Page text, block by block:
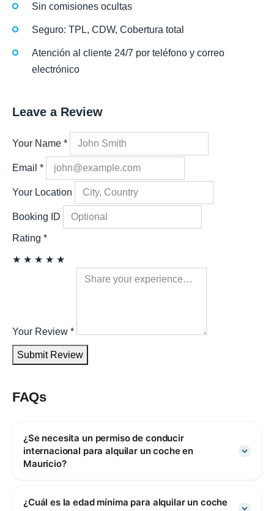
Sin comisiones ocultas
Seguro: TPL, CDW, Cobertura total
Atención al cliente 24/7 por teléfono y correo
electrónico
Leave a Review
Your Name *
Email *
Your Location
Booking ID
Rating *
★ ★ ★ ★ ★
Your Review *
Submit Review
FAQs
¿Se necesita un permiso de conducir
internacional para alquilar un coche en
Mauricio?
¿Cuál es la edad mínima para alquilar un coche